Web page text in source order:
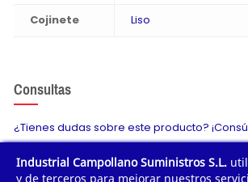
Cojinete Liso
Consultas
¿Tienes dudas sobre este producto?
Envíanos tu consulta
Industrial Campollano Suministros S.L.
y de terceros para mejorar nuestros